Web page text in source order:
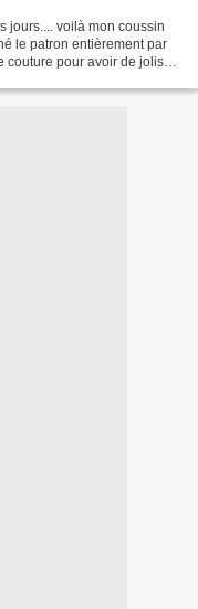
jours.... voilà mon coussin
le patron entièrement par
couture pour avoir de jolis